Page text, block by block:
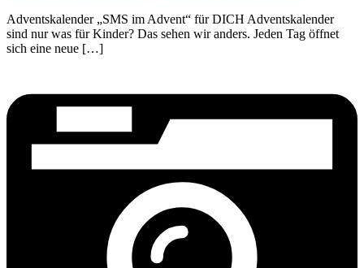
Adventskalender „SMS im Advent“ für DICH Adventskalender
sind nur was für Kinder? Das sehen wir anders. Jeden Tag öffnet
sich eine neue […]